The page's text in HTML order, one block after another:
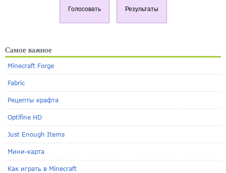
Голосовать Результаты
Самое важное
Minecraft Forge
Fabric
Рецепты крафта
Optifine HD
Just Enough Items
Мини-карта
Как играть в Minecraft